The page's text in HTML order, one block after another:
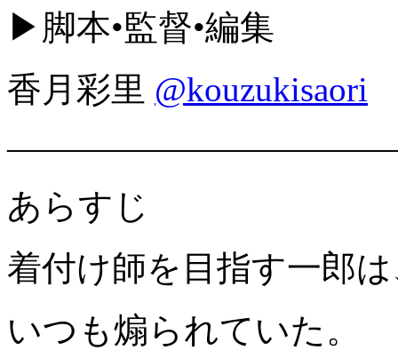
▶︎脚本•監督•編集
香月彩里 @kouzukisaori
あらすじ
着付け師を目指す一郎
いつも煽られていた。